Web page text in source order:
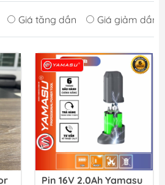
Giá tăng dần Giá giảm dần
Pin 16V 2.0Ah Yamasu